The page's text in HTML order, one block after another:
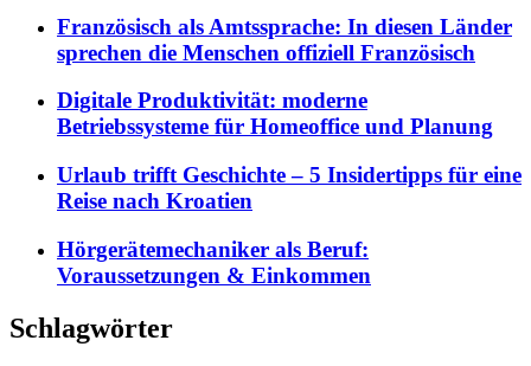
Französisch als Amtssprache: In diesen Länder
sprechen die Menschen offiziell Französisch
Digitale Produktivität: moderne
Betriebssysteme für Homeoffice und Planung
Urlaub trifft Geschichte – 5 Insidertipps für eine
Reise nach Kroatien
Hörgerätemechaniker als Beruf:
Voraussetzungen & Einkommen
Schlagwörter